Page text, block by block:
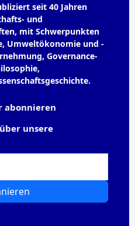
seit 40 Jahren
und
mit Schwerpunkten
Umweltökonomie und -
Governance-
abonnieren
unsere